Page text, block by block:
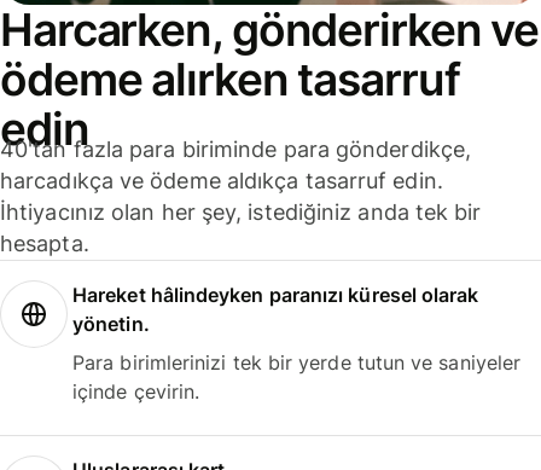
Harcarken, gönderirken ve
ödeme alırken tasarruf
edin
40'tan fazla para biriminde para gönderdikçe,
harcadıkça ve ödeme aldıkça tasarruf edin.
İhtiyacınız olan her şey, istediğiniz anda tek bir
hesapta.
Hareket hâlindeyken paranızı küresel olarak
yönetin.
Para birimlerinizi tek bir yerde tutun ve saniyeler
içinde çevirin.